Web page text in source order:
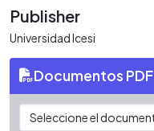
Publisher
Universidad Icesi
Documentos PDF